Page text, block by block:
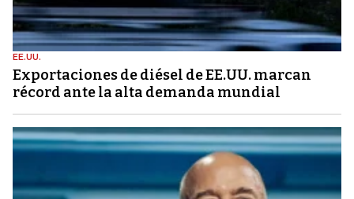
EE.UU.
Exportaciones de diésel de EE.UU. marcan
récord ante la alta demanda mundial